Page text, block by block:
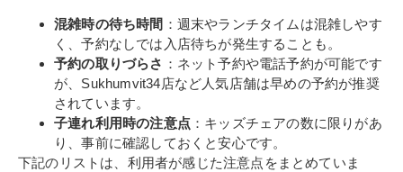
混雑時の待ち時間 ：週末やランチタイムは混雑しやす
く、予約なしでは入店待ちが発生することも。
予約の取りづらさ ：ネット予約や電話予約が可能です
が、Sukhumvit34店など人気店舗は早めの予約が推奨
されています。
子連れ利用時の注意点 ：キッズチェアの数に限りがあ
り、事前に確認しておくと安心です。
下記のリストは、利用者が感じた注意点をまとめていま